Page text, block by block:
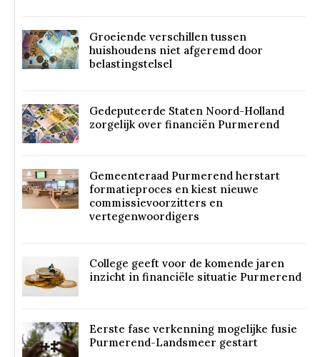
Groeiende verschillen tussen
huishoudens niet afgeremd door
belastingstelsel
Gedeputeerde Staten Noord-Holland
zorgelijk over financiën Purmerend
Gemeenteraad Purmerend herstart
formatieproces en kiest nieuwe
commissievoorzitters en
vertegenwoordigers
College geeft voor de komende jaren
inzicht in financiële situatie Purmerend
Eerste fase verkenning mogelijke fusie
Purmerend-Landsmeer gestart